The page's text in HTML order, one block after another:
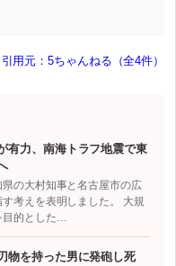
引用元：5ちゃんねる（全4件）
有力、南海トラフ地震で東
県の大村知事と名古屋市の広
考えを表明しました。 大規
目的とした…
物を持った男に発砲し死